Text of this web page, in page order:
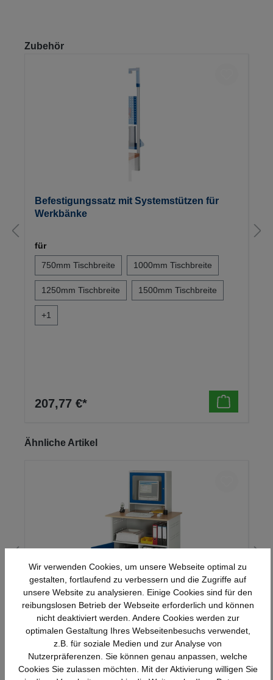
Produktgalerie überspringen
Zubehör
Befestigungssatz mit Systemstützen für
Werkbänke
für
750mm Tischbreite
1000mm Tischbreite
1250mm Tischbreite 1500mm Tischbreite
+1
207,77 €*
Produktgalerie überspringen
Ähnliche Artikel
Rau Computer-Tisch mit Monitorgehäuse –
B1100xT800xH1810mm,stationär
1.295,91 €*
Wir verwenden Cookies, um unsere Webseite optimal zu
gestalten, fortlaufend zu verbessern und die Zugriffe auf
unsere Website zu analysieren. Einige Cookies sind für den
reibungslosen Betrieb der Webseite erforderlich und können
nicht deaktiviert werden. Andere Cookies werden zur
optimalen Gestaltung Ihres Webseitenbesuchs verwendet,
z.B. für soziale Medien und zur Analyse von
Nutzerpräferenzen. Sie können genau anpassen, welche
Cookies Sie zulassen möchten. Mit der Aktivierung willigen Sie